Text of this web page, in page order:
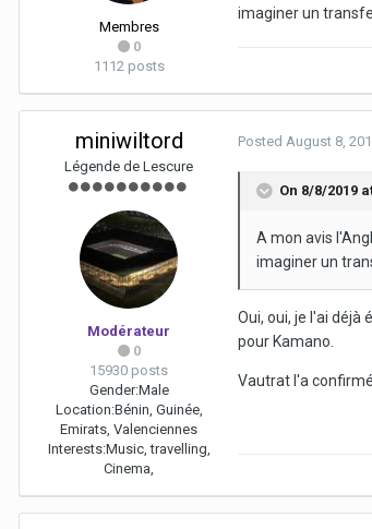
Membres
0
1112 posts
imaginer un
miniwiltord
Légende de Lescure
Modérateur
0
15930 posts
Gender:Male
Location:Bénin, Guinée,
Emirats, Valenciennes
Interests:Music, travelling,
Cinema,
Posted August 8,
On 8/8/2019
A mon avis
imaginer un
Oui, oui, je l'ai déjà
pour Kamano.
Vautrat l'a